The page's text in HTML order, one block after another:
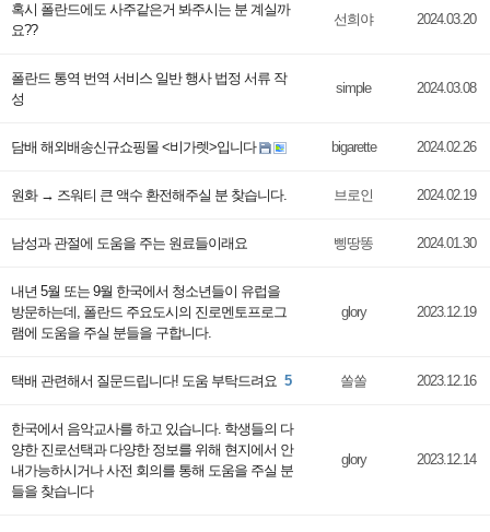
혹시 폴란드에도 사주같은거 봐주시는 분 계실까
요??
선희야 2024.03.20
폴란드 통역 번역 서비스 일반 행사 법정 서류 작
성
simple 2024.03.08
담배 해외배송신규쇼핑몰 <비가렛>입니다 bigarette 2024.02.26
원화 → 즈워티 큰 액수 환전해주실 분 찾습니다. 브로인 2024.02.19
남성과 관절에 도움을 주는 원료들이래요 삥땅똥 2024.01.30
내년 5월 또는 9월 한국에서 청소년들이 유럽을
방문하는데, 폴란드 주요도시의 진로멘토프로그
램에 도움을 주실 분들을 구합니다.
glory 2023.12.19
택배 관련해서 질문드립니다! 도움 부탁드려요 5 쏠쏠 2023.12.16
한국에서 음악교사를 하고 있습니다. 학생들의 다
양한 진로선택과 다양한 정보를 위해 현지에서 안
내가능하시거나 사전 회의를 통해 도움을 주실 분
들을 찾습니다
glory 2023.12.14